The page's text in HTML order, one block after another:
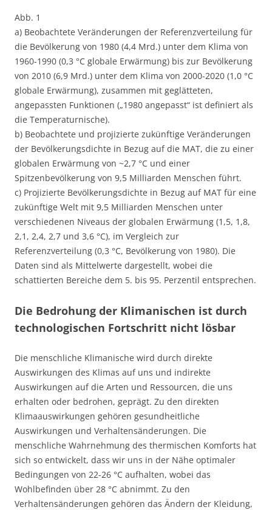
Abb. 1
a) Beobachtete Veränderungen der Referenzverteilung für
die Bevölkerung von 1980 (4,4 Mrd.) unter dem Klima von
1960-1990 (0,3 °C globale Erwärmung) bis zur Bevölkerung
von 2010 (6,9 Mrd.) unter dem Klima von 2000-2020 (1,0 °C
globale Erwärmung), zusammen mit geglätteten,
angepassten Funktionen („1980 angepasst“ ist definiert als
die Temperaturnische).
b) Beobachtete und projizierte zukünftige Veränderungen
der Bevölkerungsdichte in Bezug auf die MAT, die zu einer
globalen Erwärmung von ~2,7 °C und einer
Spitzenbevölkerung von 9,5 Milliarden Menschen führt.
c) Projizierte Bevölkerungsdichte in Bezug auf MAT für eine
zukünftige Welt mit 9,5 Milliarden Menschen unter
verschiedenen Niveaus der globalen Erwärmung (1,5, 1,8,
2,1, 2,4, 2,7 und 3,6 °C), im Vergleich zur
Referenzverteilung (0,3 °C, Bevölkerung von 1980). Die
Daten sind als Mittelwerte dargestellt, wobei die
schattierten Bereiche dem 5. bis 95. Perzentil entsprechen.
Die Bedrohung der Klimanischen ist durch
technologischen Fortschritt nicht lösbar
Die menschliche Klimanische wird durch direkte
Auswirkungen des Klimas auf uns und indirekte
Auswirkungen auf die Arten und Ressourcen, die uns
erhalten oder bedrohen, geprägt. Zu den direkten
Klimaauswirkungen gehören gesundheitliche
Auswirkungen und Verhaltensänderungen. Die
menschliche Wahrnehmung des thermischen Komforts hat
sich so entwickelt, dass wir uns in der Nähe optimaler
Bedingungen von 22-26 °C aufhalten, wobei das
Wohlbefinden über 28 °C abnimmt. Zu den
Verhaltensänderungen gehören das Ändern der Kleidung,